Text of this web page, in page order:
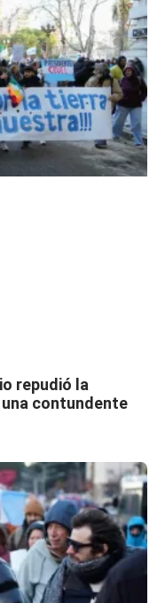
repudió la
contundente